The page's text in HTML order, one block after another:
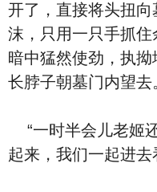
开了，直接将头扭
沫，只用一只手抓住
暗中猛然使劲，执
长脖子朝墓门内望去
“一时半会儿老姬
起来，我们一起进去